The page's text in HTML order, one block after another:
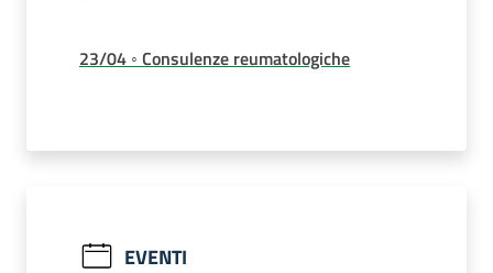
23/04 ◦ Consulenze reumatologiche
EVENTI